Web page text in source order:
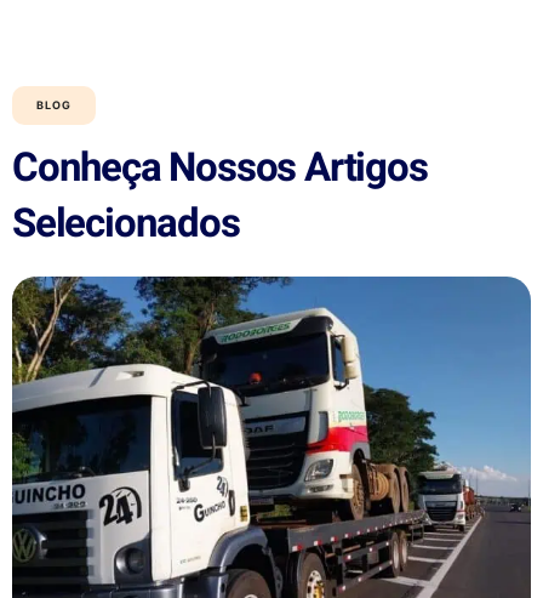
BLOG
Conheça Nossos Artigos
Selecionados